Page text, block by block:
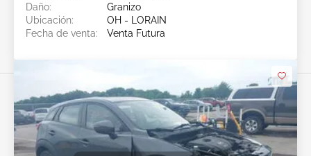
Daño:
Granizo
Ubicación:
OH - LORAIN
Fecha de venta:
Venta Futura